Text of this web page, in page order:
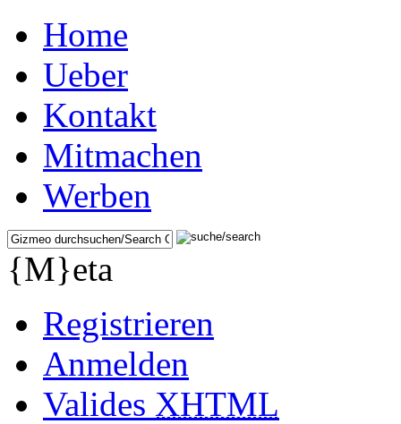
Home
Ueber
Kontakt
Mitmachen
Werben
{M}eta
Registrieren
Anmelden
Valides XHTML